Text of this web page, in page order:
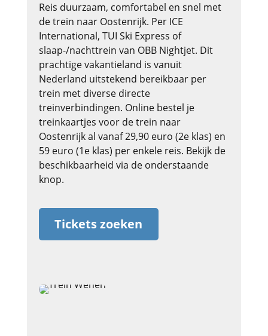
Reis duurzaam, comfortabel en snel met
de trein naar Oostenrijk. Per ICE
International, TUI Ski Express of
slaap-/nachttrein van OBB Nightjet. Dit
prachtige vakantieland is vanuit
Nederland uitstekend bereikbaar per
trein met diverse directe
treinverbindingen. Online bestel je
treinkaartjes voor de trein naar
Oostenrijk al vanaf 29,90 euro (2e klas) en
59 euro (1e klas) per enkele reis. Bekijk de
beschikbaarheid via de onderstaande
knop.
Tickets zoeken